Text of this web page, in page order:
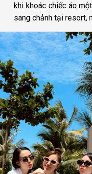
khi khoác chiếc áo
sang chảnh tại resort,